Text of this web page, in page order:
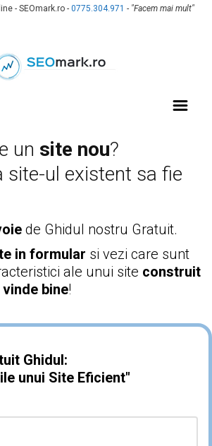
- SEOmark.ro - 0775.304.971 - "Facem mai mult"
un site nou?
site-ul existent sa fie
de Ghidul nostru Gratuit.
in formular si vezi care sunt
ale unui site construit
vinde bine!
Ghidul:
unui Site Eficient"